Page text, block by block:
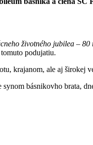
životného jubilea –
podujatiu.
krajanom, ale aj širokej
básnikovho brata,